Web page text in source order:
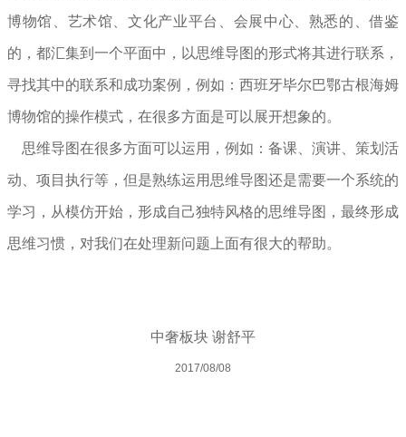
博物馆、艺术馆、文化产业平台、会展中心、熟悉的、借鉴
的，都汇集到一个平面中，以思维导图的形式将其进行联系，
寻找其中的联系和成功案例，例如：西班牙毕尔巴鄂古根海姆
博物馆的操作模式，在很多方面是可以展开想象的。
思维导图在很多方面可以运用，例如：备课、演讲、策划活
动、项目执行等，但是熟练运用思维导图还是需要一个系统的
学习，从模仿开始，形成自己独特风格的思维导图，最终形成
思维习惯，对我们在处理新问题上面有很大的帮助。
中奢板块 谢舒平
2017/08/08